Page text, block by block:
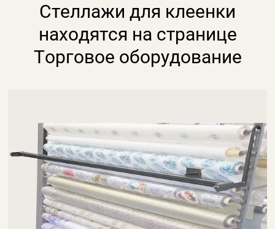
Стеллажи для клеенки
находятся на странице
Торговое оборудование